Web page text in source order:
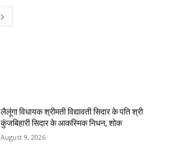
लैलूंगा विधायक श्रीमती विद्यावती सिदार के पति श्री
कुंजबिहारी सिदार के आकस्मिक निधन, शोक
August 9, 2026